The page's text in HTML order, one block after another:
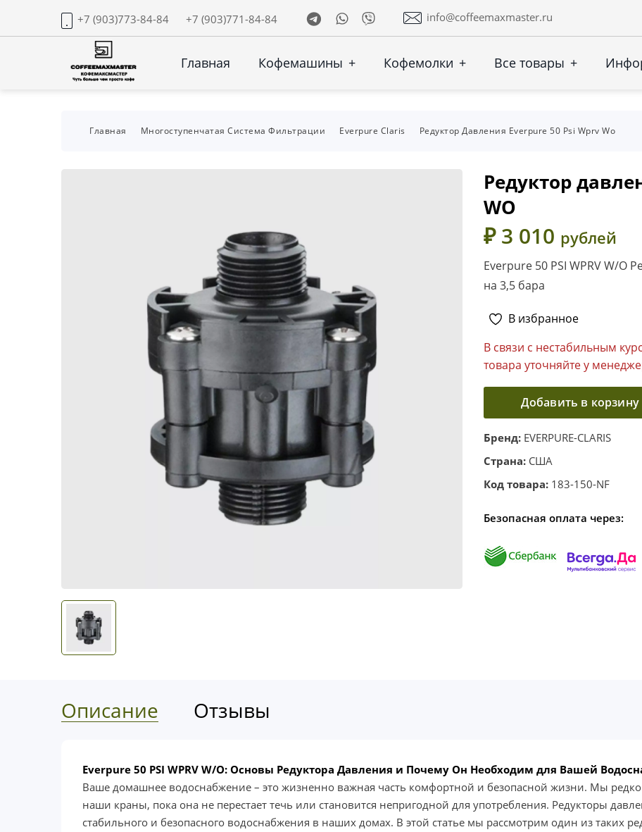
+7 (903)773-84-84 +7 (903)771-84-84 TelegramWhatsapp
Viber info@coffeemaxmaster.ru
Главная Кофемашины + Кофемолки + Все товары +
Главная Многоступенчатая Система Фильтрации Everpure Claris Редуктор Давления Everpure 50 Psi Wprv Wo
Редуктор
WO
₽ 3 010 рублей
Everpure 50 PSI WPRV W/O
на 3,5 бара
В избранное
В связи с нестабильным
товара уточняйте у
Добавить в корзину
Бренд: EVERPURE-CLARIS
Страна: США
Код товара: 183-150-NF
Безопасная оплата через:
Описание Отзывы
Everpure 50 PSI WPRV W/O: Основы Редуктора Давления и Почему Он Необходим для Вашей
Ваше домашнее водоснабжение – это жизненно важная часть комфортной и безопасной жизни. Мы редко
наши краны, пока она не перестает течь или становится непригодной для употребления. Редукторы
стабильного и безопасного водоснабжения в наших домах. В этой статье мы рассмотрим один из таких